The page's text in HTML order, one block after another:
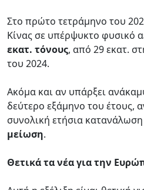
Στο πρώτο τετράμηνο του
Κίνας σε υπέρψυκτο φυσικό
εκατ. τόνους, από 29 εκατ.
του 2024.
Ακόμα και αν υπάρξει
δεύτερο εξάμηνο του έτους,
συνολική ετήσια
μείωση.
Θετικά τα νέα για την